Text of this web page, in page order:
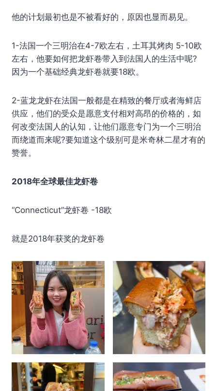
他的计划最初也是不被看好的，原因也显而易见。
1-法国一个三明治在4-7欧左右，土耳其烤肉 5-10欧
左右，他要如何把龙虾卷带入到法国人的生活中呢?
因为一个基础经典龙虾卷就要18欧。
2-蓝龙龙虾在法国一般都是在精致的餐厅或者海鲜店
供应，他们的受众是愿意支付相对高昂的价格的，如
何改变法国人的认知，让他们愿意专门为一个三明治
而绕道而来呢?要知道这个级别可是米奇林二星才有的
赞誉。
2018年全球最佳龙虾卷
“Connecticut”龙虾卷 -18欧
就是2018年获奖的龙虾卷